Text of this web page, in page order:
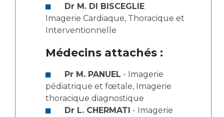
Dr M. DI BISCEGLIE
Imagerie Cardiaque, Thoracique et
Interventionnelle
Médecins attachés :
Pr M. PANUEL - Imagerie
pédiatrique et fœtale, Imagerie
thoracique diagnostique
Dr L. CHERMATI - Imagerie